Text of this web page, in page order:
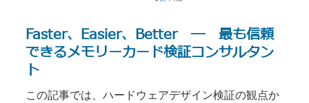
Faster、Easier、Better ― 最も信頼
できるメモリーカード検証コンサルタン
ト
この記事では、ハードウェアデザイン検証の観点か